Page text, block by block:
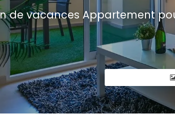
de vacances Appartement